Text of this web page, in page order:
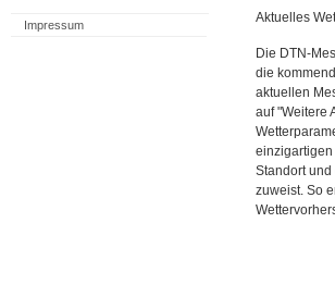
Impressum Aktuelles
Die DTN-
die
aktuellen
auf "Weitere
einzigartigen
Standort
zuweist. So